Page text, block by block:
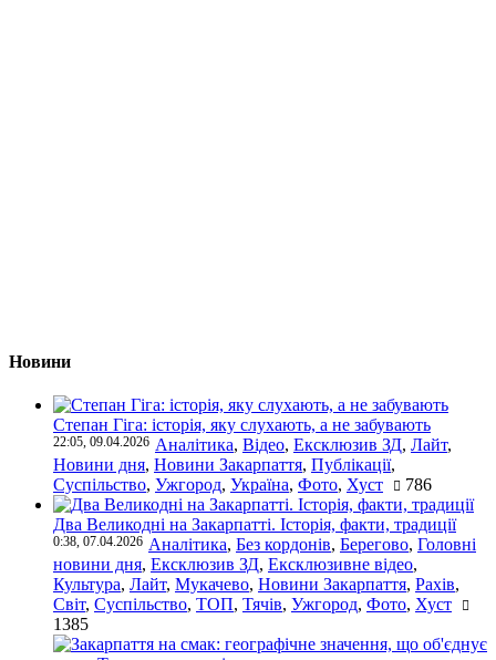
Новини
Степан Гіга: історія, яку слухають, а не забувають
22:05, 09.04.2026 Аналітика, Відео, Ексклюзив ЗД, Лайт,
Новини дня, Новини Закарпаття, Публікації,
Суспільство, Ужгород, Україна, Фото, Хуст 786
Два Великодні на Закарпатті. Історія, факти, традиції
0:38, 07.04.2026 Аналітика, Без кордонів, Берегово, Головні
новини дня, Ексклюзив ЗД, Ексклюзивне відео,
Культура, Лайт, Мукачево, Новини Закарпаття, Рахів,
Світ, Суспільство, ТОП, Тячів, Ужгород, Фото, Хуст
1385